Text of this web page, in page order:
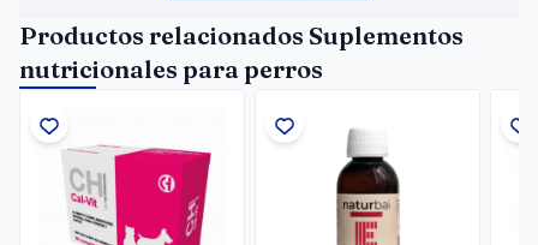
Productos relacionados Suplementos
nutricionales para perros